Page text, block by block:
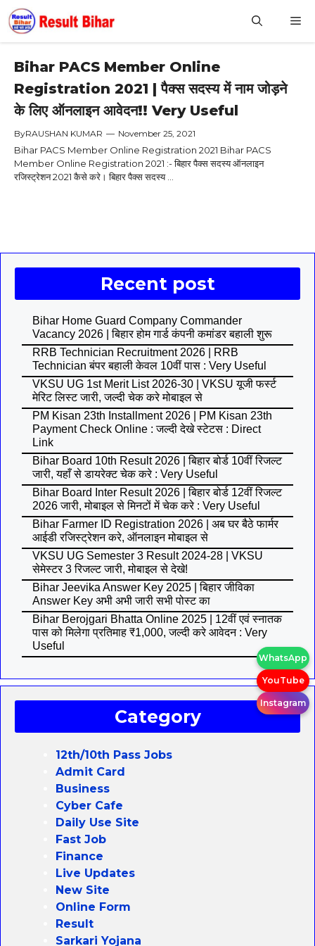
Skip
to
content
Bihar PACS Member Online
Registration 2021 | पैक्स सदस्य में नाम जोड़ने
के लिए ऑनलाइन आवेदन!! Very Useful
ByRAUSHAN KUMAR — November 25, 2021
Bihar PACS Member Online Registration 2021 Bihar PACS
Member Online Registration 2021 :- बिहार पैक्स सदस्य ऑनलाइन
रजिस्ट्रेशन 2021 कैसे करे। बिहार पैक्स सदस्य ...
Recent post
Bihar Home Guard Company Commander
Vacancy 2026 | बिहार होम गार्ड कंपनी कमांडर बहाली शुरू
RRB Technician Recruitment 2026 | RRB
Technician बंपर बहाली केवल 10वीं पास : Very Useful
VKSU UG 1st Merit List 2026-30 | VKSU यूजी फर्स्ट
मेरिट लिस्ट जारी, जल्दी चेक करे मोबाइल से
PM Kisan 23th Installment 2026 | PM Kisan 23th
Payment Check Online : जल्दी देखे स्टेटस : Direct
Link
Bihar Board 10th Result 2026 | बिहार बोर्ड 10वीं रिजल्ट
जारी, यहाँ से डायरेक्ट चेक करे : Very Useful
Bihar Board Inter Result 2026 | बिहार बोर्ड 12वीं रिजल्ट
2026 जारी, मोबाइल से मिनटों में चेक करे : Very Useful
Bihar Farmer ID Registration 2026 | अब घर बैठे फार्मर
आईडी रजिस्ट्रेशन करे, ऑनलाइन मोबाइल से
VKSU UG Semester 3 Result 2024-28 | VKSU
सेमेस्टर 3 रिजल्ट जारी, मोबाइल से देखे!
Bihar Jeevika Answer Key 2025 | बिहार जीविका
Answer Key अभी अभी जारी सभी पोस्ट का
Bihar Berojgari Bhatta Online 2025 | 12वीं एवं स्नातक
पास को मिलेगा प्रतिमाह ₹1,000, जल्दी करे आवेदन : Very
Useful
Category
12th/10th Pass Jobs
Admit Card
Business
Cyber Cafe
Daily Use Site
Fast Job
Finance
Live Updates
New Site
Online Form
Result
Sarkari Yojana
WhatsApp
YouTube
Instagram